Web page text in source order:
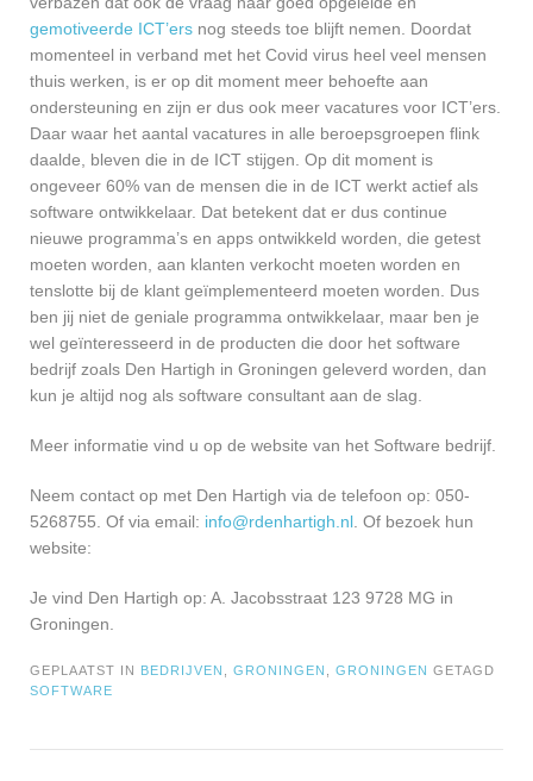
gemotiveerde ICT’ers nog steeds toe blijft nemen. Doordat
momenteel in verband met het Covid virus heel veel mensen
thuis werken, is er op dit moment meer behoefte aan
ondersteuning en zijn er dus ook meer vacatures voor ICT’ers.
Daar waar het aantal vacatures in alle beroepsgroepen flink
daalde, bleven die in de ICT stijgen. Op dit moment is
ongeveer 60% van de mensen die in de ICT werkt actief als
software ontwikkelaar. Dat betekent dat er dus continue
nieuwe programma’s en apps ontwikkeld worden, die getest
moeten worden, aan klanten verkocht moeten worden en
tenslotte bij de klant geïmplementeerd moeten worden. Dus
ben jij niet de geniale programma ontwikkelaar, maar ben je
wel geïnteresseerd in de producten die door het software
bedrijf zoals Den Hartigh in Groningen geleverd worden, dan
kun je altijd nog als software consultant aan de slag.
Meer informatie vind u op de website van het Software bedrijf.
Neem contact op met Den Hartigh via de telefoon op: 050-
5268755. Of via email: info@rdenhartigh.nl . Of bezoek hun
website:
Je vind Den Hartigh op: A. Jacobsstraat 123 9728 MG in
Groningen.
GEPLAATST IN BEDRIJVEN GRONINGEN GRONINGEN GETAGD
SOFTWARE